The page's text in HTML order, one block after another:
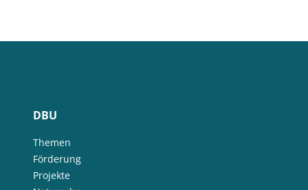
DBU
Themen
Förderung
Projekte